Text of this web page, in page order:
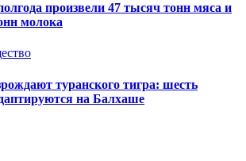
произвели 47 тысяч тонн мяса и
молока
туранского тигра: шесть
на Балхаше